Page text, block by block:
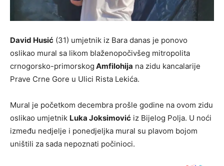
David Husić (31) umjetnik iz Bara danas je ponovo
oslikao mural sa likom blaženopočivšeg mitropolita
crnogorsko-primorskog Amfilohija na zidu kancalarije
Prave Crne Gore u Ulici Rista Lekića.
Mural je početkom decembra prošle godine na ovom zidu
oslikao umjetnik Luka Joksimović iz Bijelog Polja. U noći
između nedjelje i ponedjeljka mural su plavom bojom
uništili za sada nepoznati počinioci.